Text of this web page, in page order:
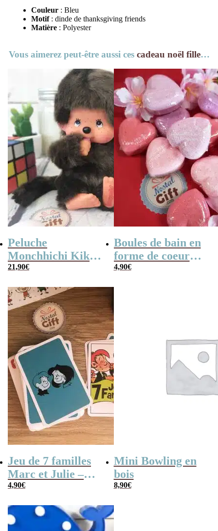
Couleur : Bleu
Motif: dinde de thanksgiving friends
Matière : Polyester
Vous aimerez peut-être aussi ces cadeau noël fille…
Peluche
Monchhichi Kiki
l’original (20 cm)
21,90€
Boules de bain en
forme de coeur
x10
4,90€
Jeu de 7 familles
Marc et Julie –
Les meilleures
4,90€
Mini Bowling en
bois
8,90€